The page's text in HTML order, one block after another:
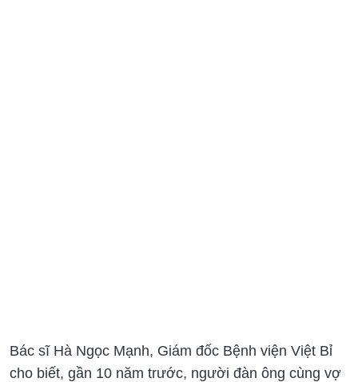
Bác sĩ Hà Ngọc Mạnh, Giám đốc Bệnh viện Việt Bỉ
cho biết, gần 10 năm trước, người đàn ông cùng vợ